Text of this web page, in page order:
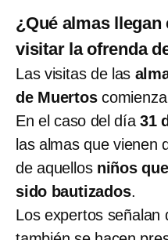
¿Qué almas llegan
visitar la ofrenda
Las visitas de las
de Muertos
En el caso del día31
las almas que vienen
de aquellosniños
sido bautizados.
Los expertos señalan